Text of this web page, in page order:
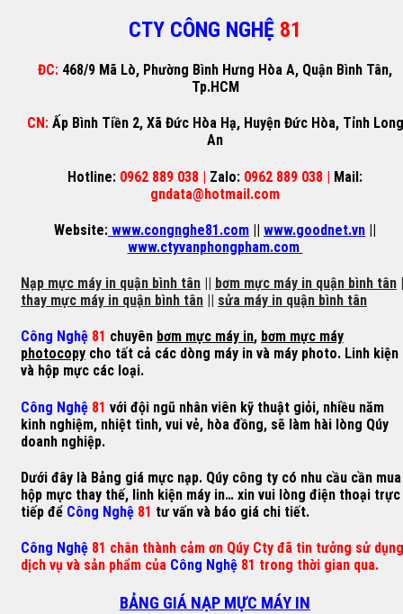
CTY CÔNG NGHỆ 81
ĐC: 468/9 Mã Lò, Phường Bình Hưng Hòa A, Quận Bình Tân,
Tp.HCM
CN: Ấp Bình Tiền 2, Xã Đức Hòa Hạ, Huyện Đức Hòa, Tỉnh Long
An
Hotline: 0962 889 038 | Zalo: 0962 889 038 | Mail:
gndata@hotmail.com
Website: www.congnghe81.com || www.goodnet.vn ||
www.ctyvanphongpham.com
Nạp mực máy in quận bình tân bơm mực máy in quận bình tân
thay mực máy in quận bình tân
sửa máy in quận bình tân
Công Nghệ 81 chuyên bơm mực máy in, bơm mực máy
photocopy cho tất cả các dòng máy in và máy photo. Linh kiện
và hộp mực các loại.
Công Nghệ 81 với đội ngũ nhân viên kỹ thuật giỏi, nhiều năm
kinh nghiệm, nhiệt tình, vui vẻ, hòa đồng, sẽ làm hài lòng Qúy
doanh nghiệp.
Dưới đây là Bảng giá mực nạp. Qúy công ty có nhu cầu cần mua
hộp mực thay thế, linh kiện máy in… xin vui lòng điện thoại trực
tiếp để Công Nghệ 81 tư vấn và báo giá chi tiết.
Công Nghệ 81 chân thành cảm ơn Qúy Cty đã tin tưởng sử dụng
dịch vụ và sản phẩm của Công Nghệ 81 trong thời gian qua.
BẢNG GIÁ NẠP MỰC MÁY IN